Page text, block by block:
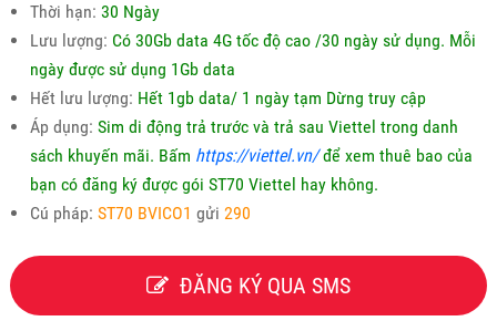
Thời hạn: 30 Ngày
Lưu lượng: Có 30Gb data 4G tốc độ cao /30 ngày sử dụng. Mỗi
ngày được sử dụng 1Gb data
Hết lưu lượng: Hết 1gb data/ 1 ngày tạm Dừng truy cập
Áp dụng: Sim di động trả trước và trả sau Viettel trong danh
sách khuyến mãi. Bấm https://viettel.vn/để xem thuê bao của
bạn có đăng ký được gói ST70 Viettel hay không.
Cú pháp: ST70 BVICO1 gửi 290
ĐĂNG KÝ QUA SMS